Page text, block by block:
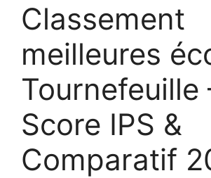
Classement
meilleures
Tournefeuille
Score IPS &
Comparatif